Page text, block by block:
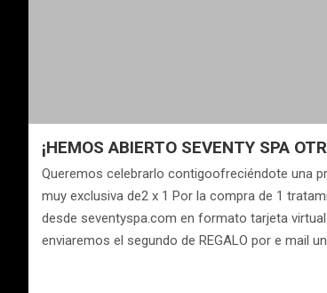
¡HEMOS ABIERTO SEVENTY SPA
Queremos celebrarlo contigoofreciéndote una
muy exclusiva de2 x 1 Por la compra de 1
desde seventyspa.com en formato tarjeta
enviaremos el segundo de REGALO por e mail